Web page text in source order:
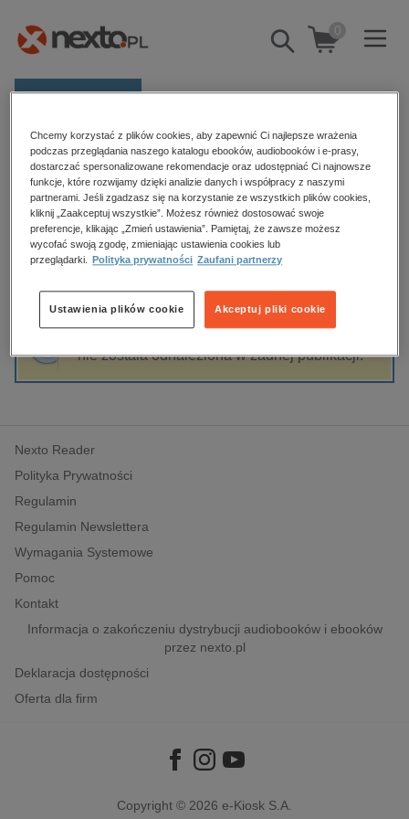
Pokaż/schowaj
wyszukiwarkę
0
E-prasa
Kategorie
Zobacz wszystkie E-prasa
budownictwo, aranżacja wnętrz
biznesowe, branżowe, gospodarka
edukacja
hobby, sport, rozrywka
komputery, internet, technologie, informatyka
polityka, społeczno-informacyjne
psychologiczne
inne
popularno-naukowe
historia
Strona główna Paulina Organiściak-Kwiatkowska
Paulina Organiściak-Kwiatkowska
Sortowanie Filtrowanie
nie została odnaleziona w żadnej publikacji.
Nexto Reader
Polityka Prywatności
Regulamin
Regulamin Newslettera
Wymagania Systemowe
Pomoc
Kontakt
Informacja o zakończeniu dystrybucji audiobooków i ebooków
przez nexto.pl
Deklaracja dostępności
Oferta dla firm
Copyright © 2026 e-Kiosk S.A.
Chcemy korzystać z plików cookies, aby zapewnić Ci najlepsze wrażenia
podczas przeglądania naszego katalogu ebooków, audiobooków i e-prasy,
dostarczać spersonalizowane rekomendacje oraz udostępniać Ci najnowsze
funkcje, które rozwijamy dzięki analizie danych i współpracy z naszymi
partnerami. Jeśli zgadzasz się na korzystanie ze wszystkich plików cookies,
kliknij „Zaakceptuj wszystkie”. Możesz również dostosować swoje
preferencje, klikając „Zmień ustawienia”. Pamiętaj, że zawsze możesz
wycofać swoją zgodę, zmieniając ustawienia cookies lub
przeglądarki.
Polityka prywatności Zaufani partnerzy
Akceptuj pliki cookie
Ustawienia plików cookie